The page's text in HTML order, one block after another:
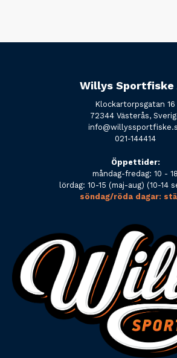
Willys Sportfiske
Klockartorpsgatan 16
72344 Västerås,
021-144414
Öppettider:
måndag-fredag: 10 - 18
lördag: 10-15 (maj-aug) (10-14
söndag/röda dagar: